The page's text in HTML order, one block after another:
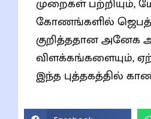
முறைகள் பற்றியும்,
கோணங்களில்
குறித்ததான அனேக
விளக்கங்களையும்,
இந்த புத்தகத்தில்